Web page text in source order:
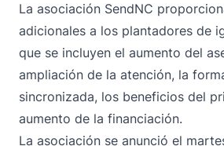
La asociación SendNC
adicionales a los plantadores de
que se incluyen el aumento del
ampliación de la atención, la
sincronizada, los beneficios del
aumento de la financiación.
La asociación se anunció el